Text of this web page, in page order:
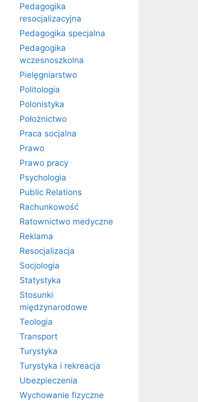
Pedagogika
resocjalizacyjna
Pedagogika specjalna
Pedagogika
wczesnoszkolna
Pielęgniarstwo
Politologia
Polonistyka
Położnictwo
Praca socjalna
Prawo
Prawo pracy
Psychologia
Public Relations
Rachunkowość
Ratownictwo medyczne
Reklama
Resocjalizacja
Socjologia
Statystyka
Stosunki
międzynarodowe
Teologia
Transport
Turystyka
Turystyka i rekreacja
Ubezpieczenia
Wychowanie fizyczne